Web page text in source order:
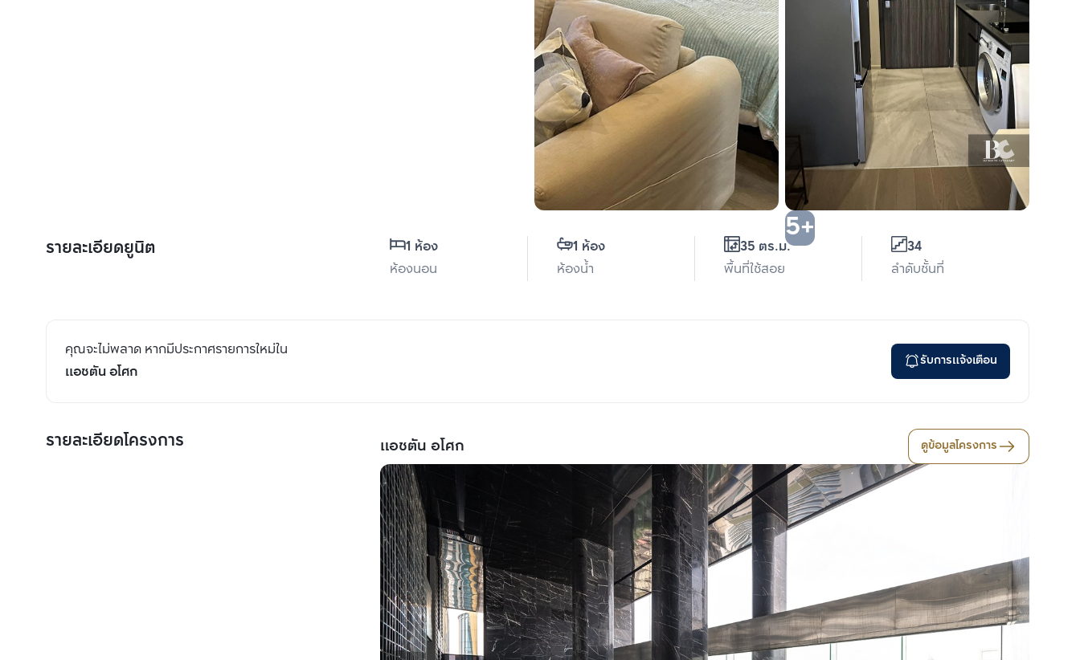
5+
รายละเอียดยูนิต
1 ห้อง
ห้องนอน
1 ห้อง
ห้องน้ำ
35 ตร.ม.
พื้นที่ใช้สอย
34
ลำดับชั้นที่
คุณจะไม่พลาด หากมีประกาศรายการใหม่ใน
แอชตัน อโศก
รับการแจ้งเตือน
รายละเอียดโครงการ แอชตัน อโศก ดูข้อมูลโครงการ